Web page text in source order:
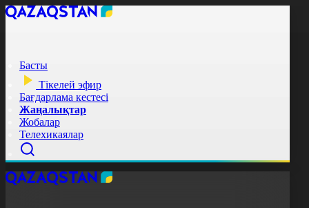
Басты
Тікелей эфир
Бағдарлама кестесі
Жаңалықтар
Жобалар
Телехикаялар